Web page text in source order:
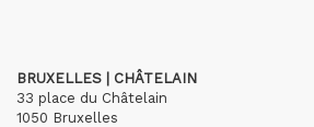
BRUXELLES | CHÂTELAIN
33 place du Châtelain
1050 Bruxelles